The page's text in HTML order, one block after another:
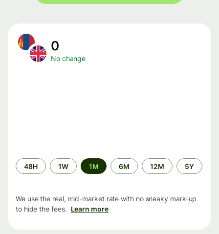
0
No change
Time
period
48H 1W 1M 6M 12M 5Y
We use the real, mid-market rate with no sneaky mark-up
to hide the fees. Learn more